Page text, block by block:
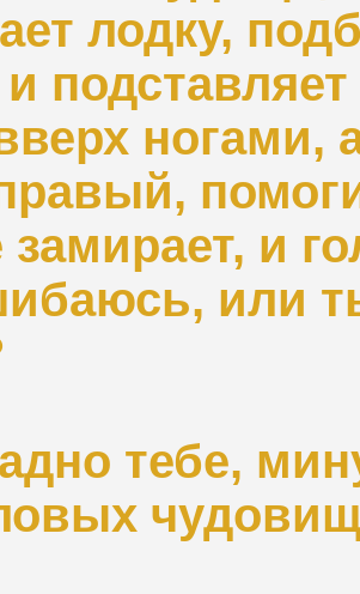
лодку,
ногами,
замирает, и
или
тебе,